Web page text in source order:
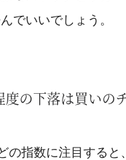
でいいでしょう。
度の下落は買いの
の指数に注目すると